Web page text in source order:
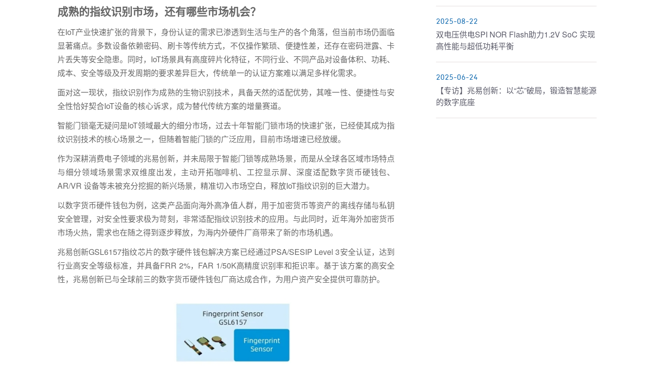
成熟的指纹识别市场，还有哪些市场机会？
在IoT产业快速扩张的背景下，身份认证的需求已渗透到生活与生产的各个角落，但当前市场仍面临
显著痛点。多数设备依赖密码、刷卡等传统方式，不仅操作繁琐、便捷性差，还存在密码泄露、卡
片丢失等安全隐患。同时，IoT场景具有高度碎片化特征，不同行业、不同产品对设备体积、功耗、
成本、安全等级及开发周期的要求差异巨大，传统单一的认证方案难以满足多样化需求。
面对这一现状，指纹识别作为成熟的生物识别技术，具备天然的适配优势，其唯一性、便捷性与安
全性恰好契合IoT设备的核心诉求，成为替代传统方案的增量赛道。
智能门锁毫无疑问是IoT领域最大的细分市场，过去十年智能门锁市场的快速扩张，已经使其成为指
纹识别技术的核心场景之一，但随着智能门锁的广泛应用，目前市场增速已经放缓。
作为深耕消费电子领域的兆易创新，并未局限于智能门锁等成熟场景，而是从全球各区域市场特点
与细分领域场景需求双维度出发，主动开拓咖啡机、工控显示屏、深度适配数字货币硬钱包、
AR/VR 设备等未被充分挖掘的新兴场景，精准切入市场空白，释放IoT指纹识别的巨大潜力。
以数字货币硬件钱包为例，这类产品面向海外高净值人群，用于加密货币等资产的离线存储与私钥
安全管理，对安全性要求极为苛刻，非常适配指纹识别技术的应用。与此同时，近年海外加密货币
市场火热，需求也在随之得到逐步释放，为海内外硬件厂商带来了新的市场机遇。
兆易创新GSL6157指纹芯片的数字硬件钱包解决方案已经通过PSA/SESIP Level 3安全认证，达到
行业高安全等级标准，并具备FRR 2%，FAR 1/50K高精度识别率和拒识率。基于该方案的高安全
性，兆易创新已与全球前三的数字货币硬件钱包厂商达成合作，为用户资产安全提供可靠防护。
2025-08-22
双电压供电SPI NOR Flash助力1.2V SoC 实现
高性能与超低功耗平衡
2025-06-24
【专访】兆易创新：以“芯”破局，锻造智慧能源
的数字底座